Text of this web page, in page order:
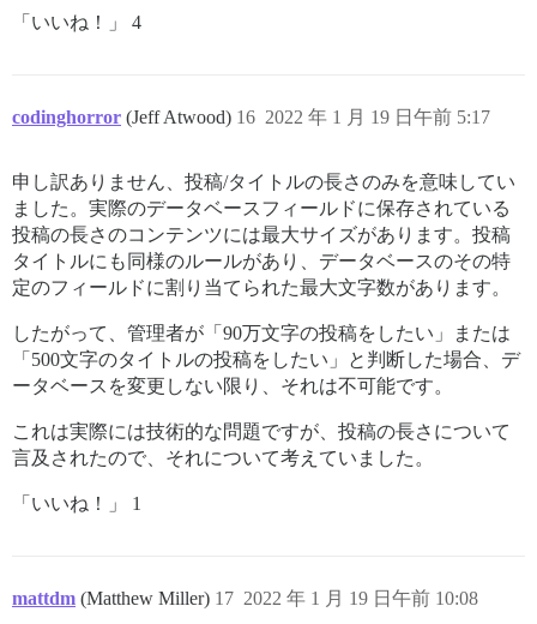
「いいね！」 4
codinghorror (Jeff Atwood) 2022 年 1 月 19 日午前 5:17
16
申し訳ありません、投稿/タイトルの長さのみを意味してい
ました。実際のデータベースフィールドに保存されている
投稿の長さのコンテンツには最大サイズがあります。投稿
タイトルにも同様のルールがあり、データベースのその特
定のフィールドに割り当てられた最大文字数があります。
したがって、管理者が「90万文字の投稿をしたい」または
「500文字のタイトルの投稿をしたい」と判断した場合、デ
ータベースを変更しない限り、それは不可能です。
これは実際には技術的な問題ですが、投稿の長さについて
言及されたので、それについて考えていました。
「いいね！」 1
mattdm (Matthew Miller) 2022 年 1 月 19 日午前 10:08
17